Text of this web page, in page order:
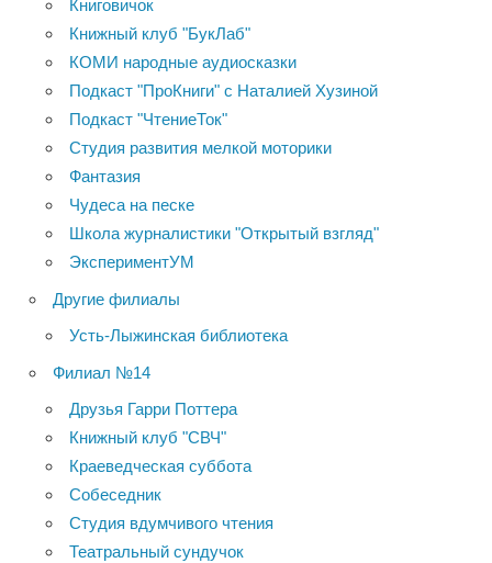
Книговичок
Книжный клуб "БукЛаб"
КОМИ народные аудиосказки
Подкаст "ПроКниги" с Наталией Хузиной
Подкаст "ЧтениеТок"
Студия развития мелкой моторики
Фантазия
Чудеса на песке
Школа журналистики "Открытый взгляд"
ЭкспериментУМ
Другие филиалы
Усть-Лыжинская библиотека
Филиал №14
Друзья Гарри Поттера
Книжный клуб "СВЧ"
Краеведческая суббота
Собеседник
Студия вдумчивого чтения
Театральный сундучок